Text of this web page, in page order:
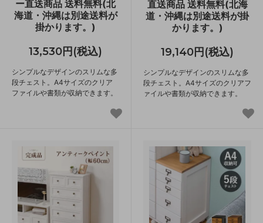
ー直送商品 送料無料(北
海道・沖縄は別途送料が
掛かります。)
13,530円(税込)
シンプルなデザインのスリムな多
段チェスト。A4サイズのクリア
ファイルや書類が収納できます。
直送商品 送料無料(北海
道・沖縄は別途送料が掛
かります。)
19,140円(税込)
シンプルなデザインのスリムな多
段チェスト。A4サイズのクリアフ
ァイルや書類が収納できます。